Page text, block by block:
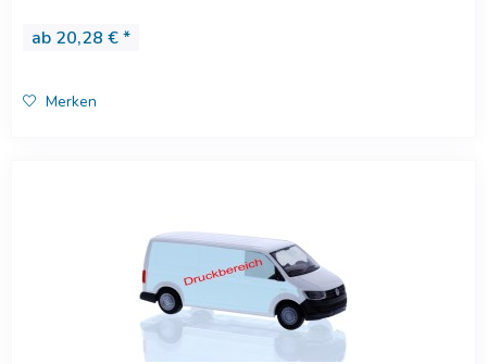
ab 20,28 € *
Merken